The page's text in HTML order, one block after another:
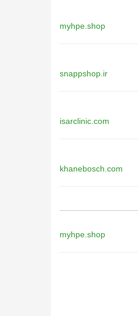
myhpe.shop
snappshop.ir
isarclinic.com
khanebosch.com
myhpe.shop